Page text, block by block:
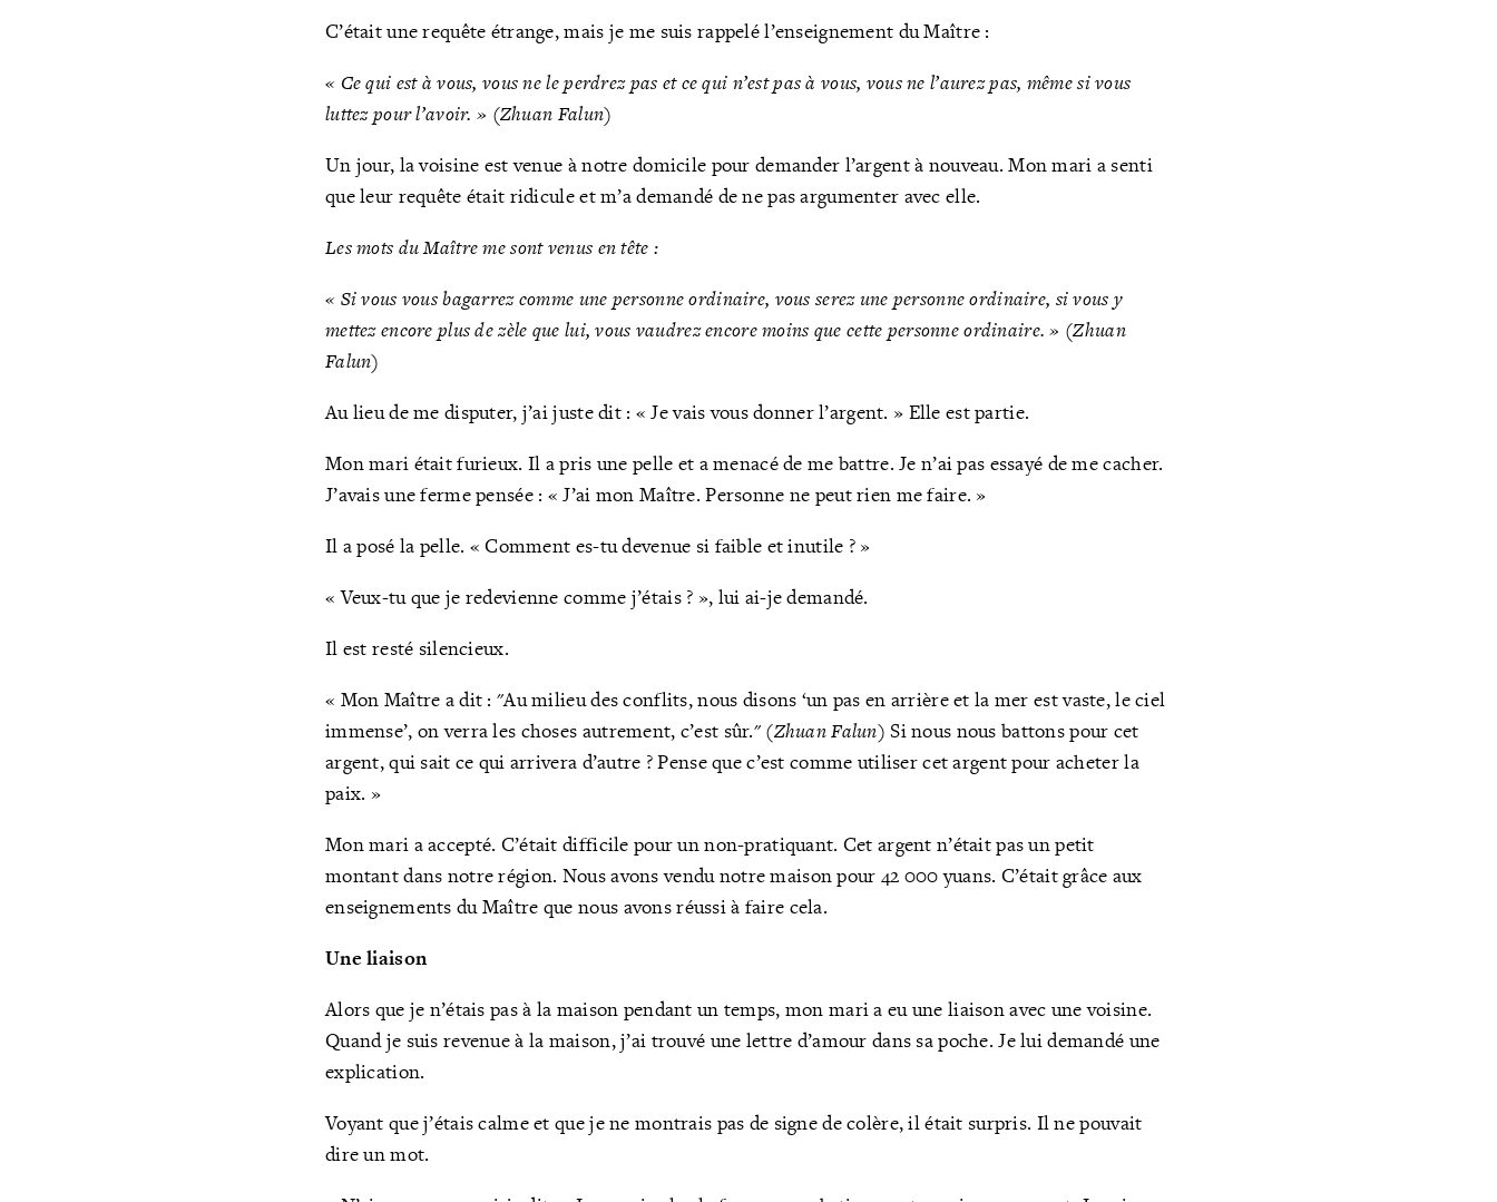
C’était une requête étrange, mais je me suis rappelé l’enseignement du Maître :
« Ce qui est à vous, vous ne le perdrez pas et ce qui n’est pas à vous, vous ne l’aurez pas, même si vous
luttez pour l’avoir. » (Zhuan Falun)
Un jour, la voisine est venue à notre domicile pour demander l’argent à nouveau. Mon mari a senti
que leur requête était ridicule et m’a demandé de ne pas argumenter avec elle.
Les mots du Maître me sont venus en tête :
« Si vous vous bagarrez comme une personne ordinaire, vous serez une personne ordinaire, si vous y
mettez encore plus de zèle que lui, vous vaudrez encore moins que cette personne ordinaire. » (Zhuan
Falun)
Au lieu de me disputer, j’ai juste dit : « Je vais vous donner l’argent. » Elle est partie.
Mon mari était furieux. Il a pris une pelle et a menacé de me battre. Je n’ai pas essayé de me cacher.
J’avais une ferme pensée : « J’ai mon Maître. Personne ne peut rien me faire. »
Il a posé la pelle. « Comment es-tu devenue si faible et inutile ? »
« Veux-tu que je redevienne comme j’étais ? », lui ai-je demandé.
Il est resté silencieux.
« Mon Maître a dit : "Au milieu des conflits, nous disons ‘un pas en arrière et la mer est vaste, le ciel
immense’, on verra les choses autrement, c’est sûr." (Zhuan Falun) Si nous nous battons pour cet
argent, qui sait ce qui arrivera d’autre ? Pense que c’est comme utiliser cet argent pour acheter la
paix. »
Mon mari a accepté. C’était difficile pour un non-pratiquant. Cet argent n’était pas un petit
montant dans notre région. Nous avons vendu notre maison pour 42 000 yuans. C’était grâce aux
enseignements du Maître que nous avons réussi à faire cela.
Une liaison
Alors que je n’étais pas à la maison pendant un temps, mon mari a eu une liaison avec une voisine.
Quand je suis revenue à la maison, j’ai trouvé une lettre d’amour dans sa poche. Je lui demandé une
explication.
Voyant que j’étais calme et que je ne montrais pas de signe de colère, il était surpris. Il ne pouvait
dire un mot.